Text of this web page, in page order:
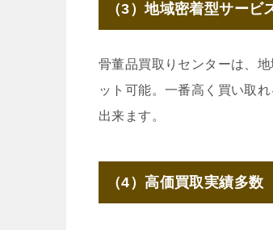
（3）地域密着型サービ
骨董品買取りセンターは、
ット可能。一番高く買い取
出来ます。
（4）高価買取実績多数